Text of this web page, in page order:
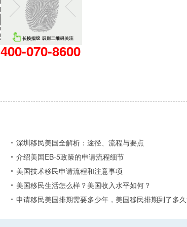
400-070-8600
深圳移民美国全解析：途径、流程与要点
介绍美国EB-5政策的申请流程细节
美国技术移民申请流程和注意事项
美国移民生活怎么样？美国收入水平如何？
申请移民美国排期需要多少年，美国移民排期到了多